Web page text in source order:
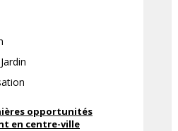
opportunités
en centre-ville